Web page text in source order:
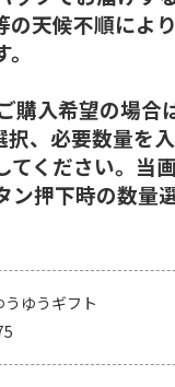
の天候不順によ
購入希望の場合
、必要数量を入
てください。当
ン押下時の数量
ゆうギフト